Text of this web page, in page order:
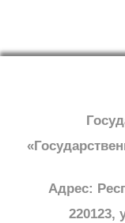
Адрес:
220123,